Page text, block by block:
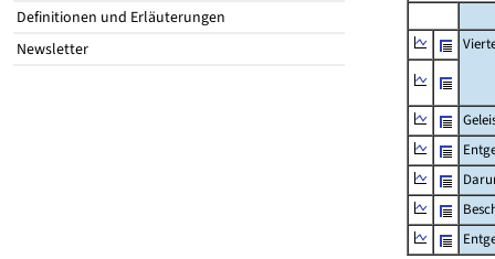
Definitionen und Erläuterungen
Newsletter